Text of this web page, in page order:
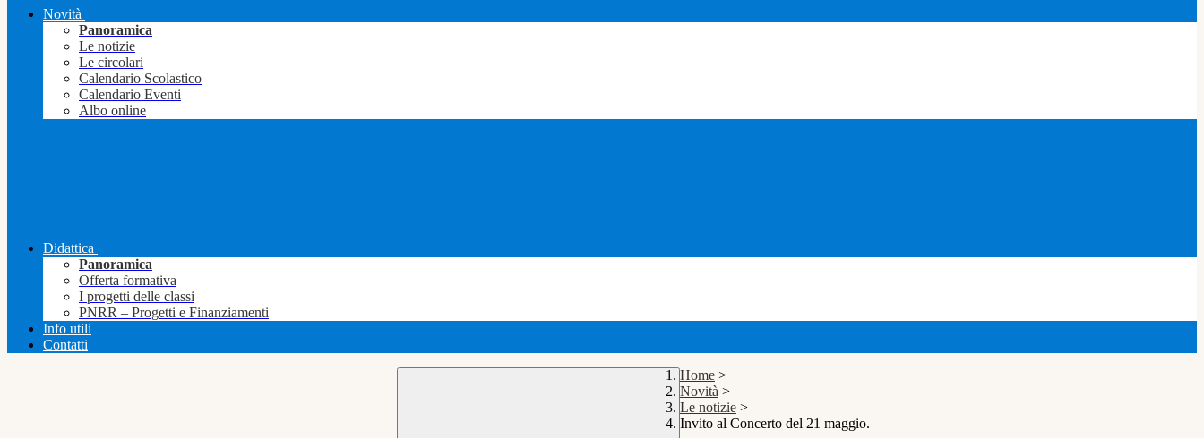
Novità
Panoramica
Le notizie
Le circolari
Calendario Scolastico
Calendario Eventi
Albo online
Didattica
Panoramica
Offerta formativa
I progetti delle classi
PNRR – Progetti e Finanziamenti
Info utili
Contatti
Home >
Novità >
Le notizie >
Invito al Concerto del 21 maggio.